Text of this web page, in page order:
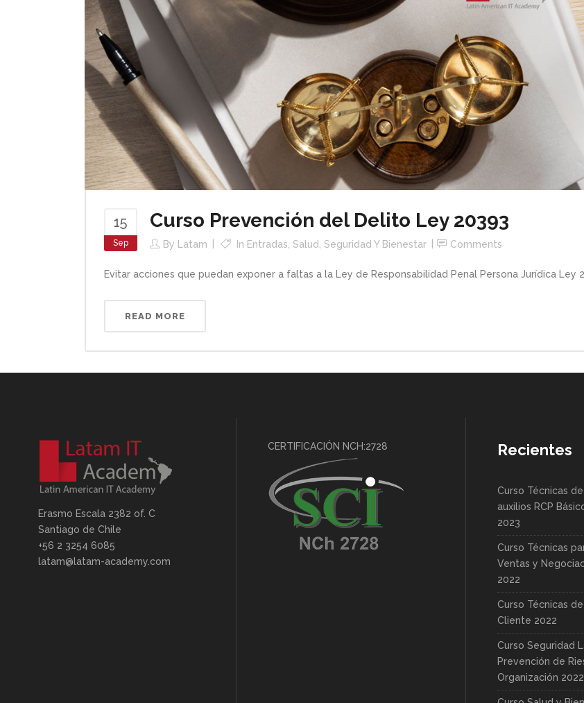
15
Sep
Curso Prevención del Delito Ley 20393
By Latam In Entradas Salud, Seguridad Y Bienestar Comments
Evitar acciones que puedan exponer a faltas a la Ley de Responsabilidad Penal Persona Jurídica Ley
READ MORE
Erasmo Escala 2382 of. C
Santiago de Chile
+56 2 3254 6085
latam@latam-academy.com
CERTIFICACIÓN NCH:2728 Recientes
Curso Técnicas
auxilios RCP
2023
Curso Técnicas
Ventas y
2022
Curso Técnicas
Cliente 2022
Curso Seguridad
Prevención de
Organización 2022